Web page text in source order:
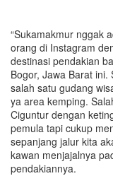
“Sukamakmur nggak
orang di Instagram
destinasi pendakian
Bogor, Jawa Barat
salah satu gudang
ya area kemping.
Ciguntur dengan
pemula tapi cukup
sepanjang jalur kita
kawan menjajalnya
pendakiannya.